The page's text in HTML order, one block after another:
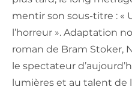
mentir son sous-titre : «
l’horreur ». Adaptation
roman de Bram Stoker,
le spectateur
lumières et au talent de